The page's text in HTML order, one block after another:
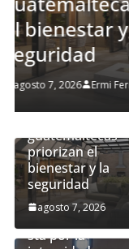
mascota
agosto 7, 2026
Un hogar más
allá del
familias
guatemaltecas
priorizan el
bienestar y la
seguridad
agosto 7, 2026
Nueva ley de
prevención de
lavado:
Guatemala apue
sta por la